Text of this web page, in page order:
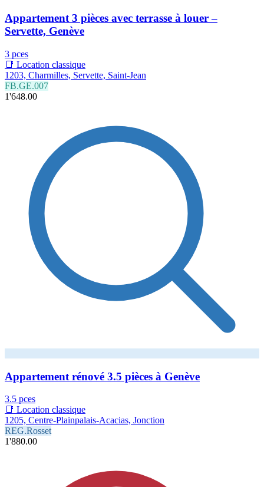
Appartement 3 pièces avec terrasse à louer –
Servette, Genève
3 pces
📑 Location classique
1203, Charmilles, Servette, Saint-Jean
FB.GE.007
1'648.00
Appartement rénové 3.5 pièces à Genève
3.5 pces
📑 Location classique
1205, Centre-Plainpalais-Acacias, Jonction
REG.Rosset
1'880.00